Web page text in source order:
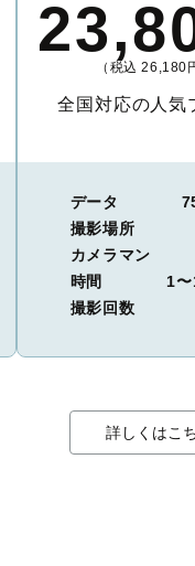
（税込 26,180
全国対応の人気
データ
撮影場所
カメラマン
時間
1
撮影回数
詳しくはこ